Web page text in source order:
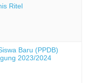
Ritel
Baru (PPDB)
2023/2024